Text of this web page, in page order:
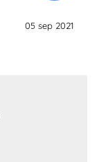
05 sep 2021